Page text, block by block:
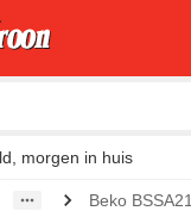
morgen in huis
Beko